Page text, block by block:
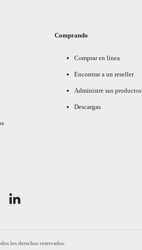
Comprando
Comprar en línea
Encontrar a un reseller
Administre sus productos
Descargas
los derechos reservados.